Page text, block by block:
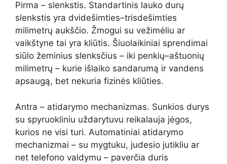
Pirma – slenkstis. Standartinis lauko durų
slenkstis yra dvidešimties–trisdešimties
milimetrų aukščio. Žmogui su vežimėliu ar
vaikštyne tai yra kliūtis. Šiuolaikiniai sprendimai
siūlo žeminius slenksčius – iki penkių–aštuonių
milimetrų – kurie išlaiko sandarumą ir vandens
apsaugą, bet nekuria fizinės kliūties.
Antra – atidarymo mechanizmas. Sunkios durys
su spyruokliniu uždarytuvu reikalauja jėgos,
kurios ne visi turi. Automatiniai atidarymo
mechanizmai – su mygtuku, judesio jutikliu ar
net telefono valdymu – paverčia duris